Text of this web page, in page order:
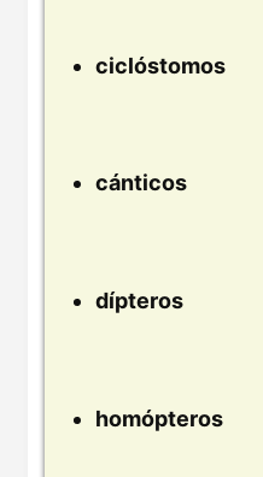
ciclóstomos
cánticos
dípteros
homópteros